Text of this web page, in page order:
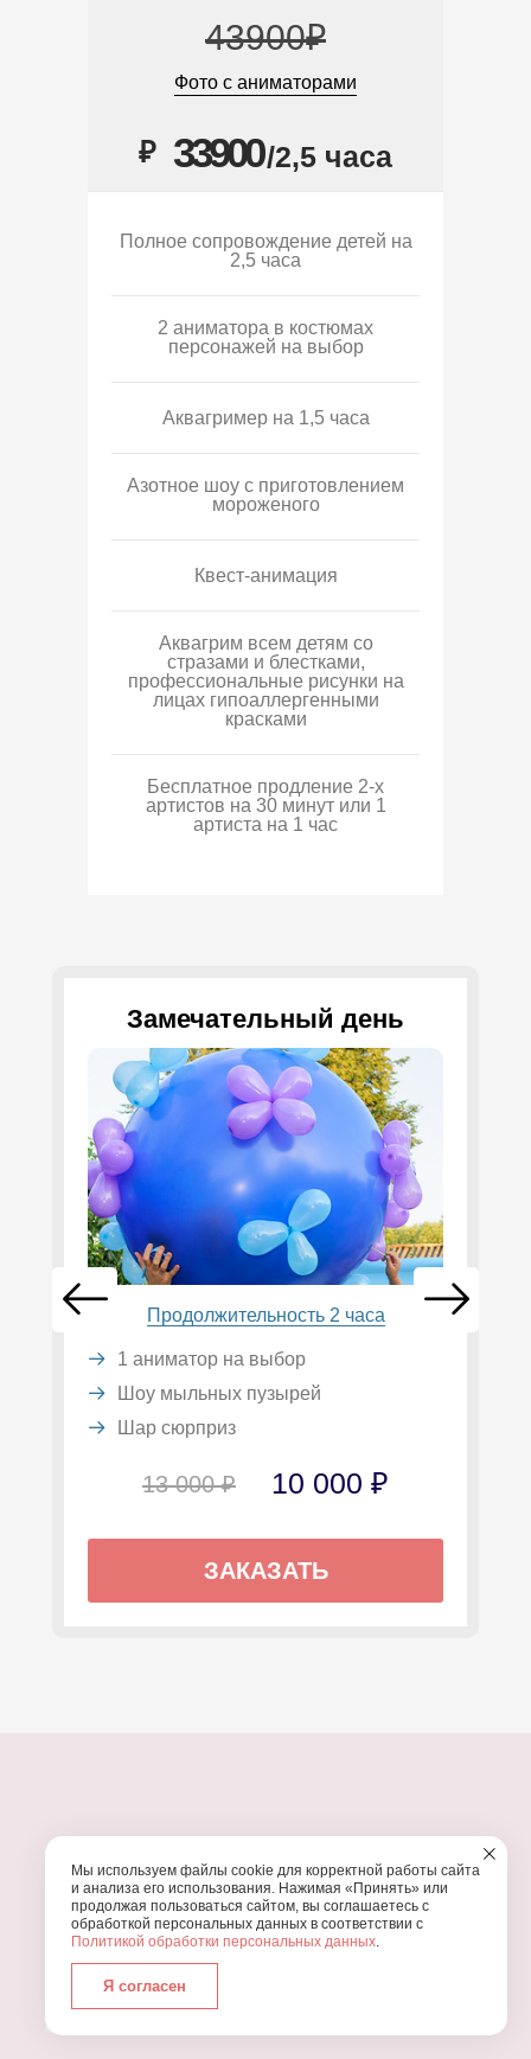
43900₽
Фото с аниматорами
₽ 33900/2,5 часа
Полное сопровождение детей на
2,5 часа
2 аниматора в костюмах
персонажей на выбор
Аквагример на 1,5 часа
Азотное шоу с приготовлением
мороженого
Квест-анимация
Аквагрим всем детям со
стразами и блестками,
профессиональные рисунки на
лицах гипоаллергенными
красками
Бесплатное продление 2-х
артистов на 30 минут или 1
артиста на 1 час
Замечательный день
Продолжительность 2 часа
1 аниматор на выбор
Шоу мыльных пузырей
Шар сюрприз
13 000 ₽ 10 000 ₽
ЗАКАЗАТЬ
УЗНАЙТЕ, ПОЧЕМУ ПРОВЕДЕНИЕВАШЕГО
ПРАЗДНИКА СТОИТ ДОВЕРИТЬ НАМ
Работаем с 2016 года
Мы используем файлы cookie для корректной работы сайта
и анализа его использования. Нажимая «Принять» или
продолжая пользоваться сайтом, вы соглашаетесь с
обработкой персональных данных в соответствии с
Политикой обработки персональных данных.
Я согласен